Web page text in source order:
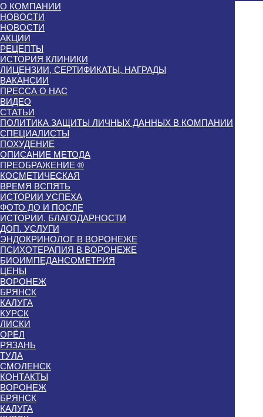
О КОМПАНИИ
НОВОСТИ
НОВОСТИ
АКЦИИ
РЕЦЕПТЫ
ИСТОРИЯ КЛИНИКИ
ЛИЦЕНЗИИ, СЕРТИФИКАТЫ, НАГРАДЫ
ВАКАНСИИ
ПРЕССА О НАС
ВИДЕО
СТАТЬИ
ПОЛИТИКА ЗАЩИТЫ ЛИЧНЫХ ДАННЫХ В КОМПАНИИ
СПЕЦИАЛИСТЫ
ПОХУДЕНИЕ
ОПИСАНИЕ МЕТОДА
ПРЕОБРАЖЕНИЕ ®
КОСМЕТИЧЕСКАЯ
ВРЕМЯ ВСПЯТЬ
ИСТОРИИ УСПЕХА
ФОТО ДО И ПОСЛЕ
ИСТОРИИ, БЛАГОДАРНОСТИ
ДОП. УСЛУГИ
ЭНДОКРИНОЛОГ В ВОРОНЕЖЕ
ПСИХОТЕРАПИЯ В ВОРОНЕЖЕ
БИОИМПЕДАНСОМЕТРИЯ
ЦЕНЫ
ВОРОНЕЖ
БРЯНСК
КАЛУГА
КУРСК
ЛИСКИ
ОРЁЛ
РЯЗАНЬ
ТУЛА
СМОЛЕНСК
КОНТАКТЫ
ВОРОНЕЖ
БРЯНСК
КАЛУГА